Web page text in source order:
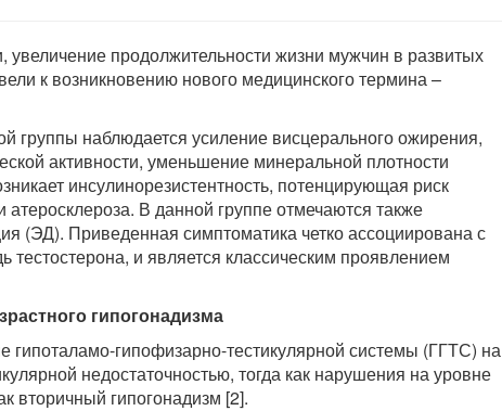
продолжительности жизни мужчин в развитых
к возникновению нового медицинского термина –
группы наблюдается усиление висцерального ожирения,
активности, уменьшение минеральной плотности
инсулинорезистентность, потенцирующая риск
В данной группе отмечаются также
(ЭД). Приведенная симптоматика четко ассоциирована с
тестостерона, и является классическим проявлением
гипогонадизма
гипоталамо-гипофизарно-тестикулярной системы (ГГТС) на
недостаточностью, тогда как нарушения на уровне
вторичный гипогонадизм [2].